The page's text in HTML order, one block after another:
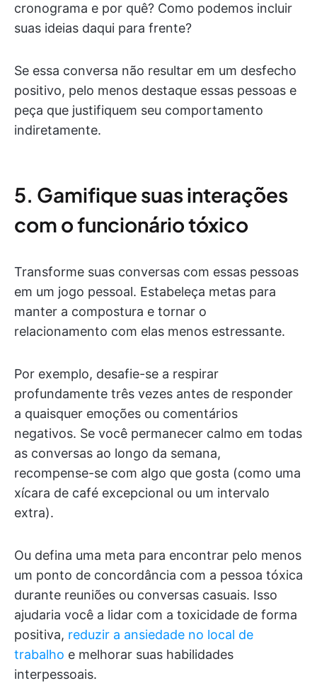
cronograma e por quê? Como podemos incluir
suas ideias daqui para frente?
Se essa conversa não resultar em um desfecho
positivo, pelo menos destaque essas pessoas e
peça que justifiquem seu comportamento
indiretamente.
5. Gamifique suas interações
com o funcionário tóxico
Transforme suas conversas com essas pessoas
em um jogo pessoal. Estabeleça metas para
manter a compostura e tornar o
relacionamento com elas menos estressante.
Por exemplo, desafie-se a respirar
profundamente três vezes antes de responder
a quaisquer emoções ou comentários
negativos. Se você permanecer calmo em todas
as conversas ao longo da semana,
recompense-se com algo que gosta (como uma
xícara de café excepcional ou um intervalo
extra).
Ou defina uma meta para encontrar pelo menos
um ponto de concordância com a pessoa tóxica
durante reuniões ou conversas casuais. Isso
ajudaria você a lidar com a toxicidade de forma
positiva, reduzir a ansiedade no local de
trabalho e melhorar suas habilidades
interpessoais.